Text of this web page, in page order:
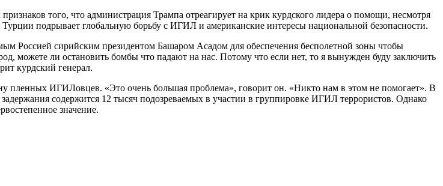
того, что администрация Трампа отреагирует на крик курдского лидера о помощи, несмотря
подрывает глобальную борьбу с ИГИЛ и американские интересы национальной безопасности.
Россией сирийским президентом Башаром Асадом для обеспечения бесполетной зоны чтобы
можете ли остановить бомбы что падают на нас. Потому что если нет, то я вынужден буду заключить
курдский генерал.
пленных ИГИЛовцев. «Это очень большая проблема», говорит он. «Никто нам в этом не помогает». В
содержится 12 тысяч подозреваемых в участии в группировке ИГИЛ террористов. Однако
значение.